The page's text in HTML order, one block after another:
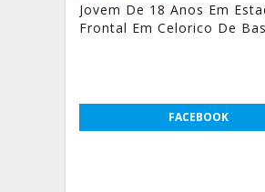
Jovem De 18 Anos Em
Frontal Em Celorico De
FACEBOOK